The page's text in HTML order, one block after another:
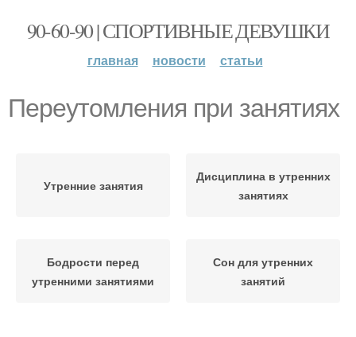
90-60-90 | СПОРТИВНЫЕ ДЕВУШКИ
главная новости статьи
Переутомления при занятиях
Утренние занятия
Дисциплина в утренних
занятиях
Бодрости перед
утренними занятиями
Сон для утренних
занятий